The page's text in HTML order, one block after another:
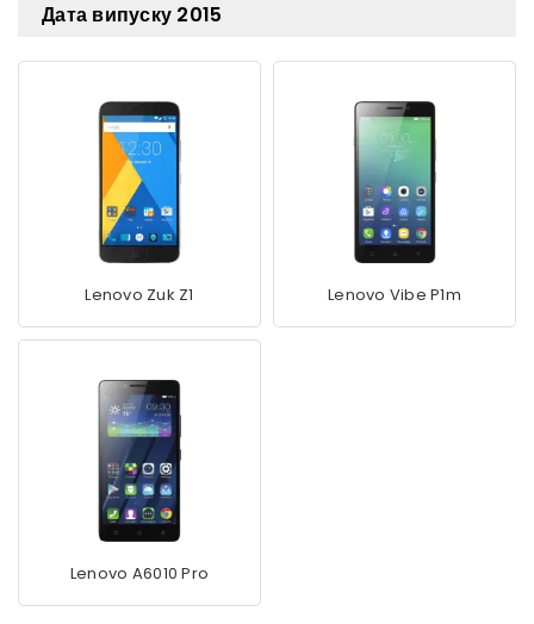
Дата випуску 2015
Lenovo Zuk Z1 Lenovo Vibe P1m
Lenovo A6010 Pro